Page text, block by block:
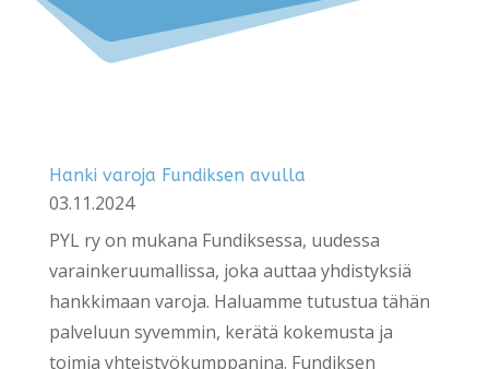
Hanki varoja Fundiksen avulla
03.11.2024
PYL ry on mukana Fundiksessa, uudessa
varainkeruumallissa, joka auttaa yhdistyksiä
hankkimaan varoja. Haluamme tutustua tähän
palveluun syvemmin, kerätä kokemusta ja
toimia yhteistyökumppanina. Fundiksen